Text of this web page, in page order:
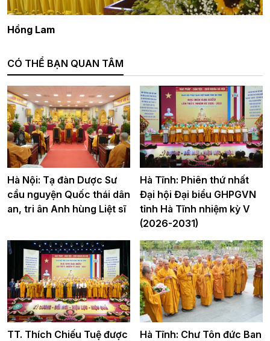
Hồng Lam
CÓ THỂ BẠN QUAN TÂM
Hà Nội: Tạ đàn Dược Sư
cầu nguyện Quốc thái dân
an, tri ân Anh hùng Liệt sĩ
Hà Tĩnh: Phiên thứ nhất
Đại hội Đại biểu GHPGVN
tỉnh Hà Tĩnh nhiệm kỳ V
(2026-2031)
TT. Thích Chiếu Tuệ được
Hà Tĩnh: Chư Tôn đức Ban